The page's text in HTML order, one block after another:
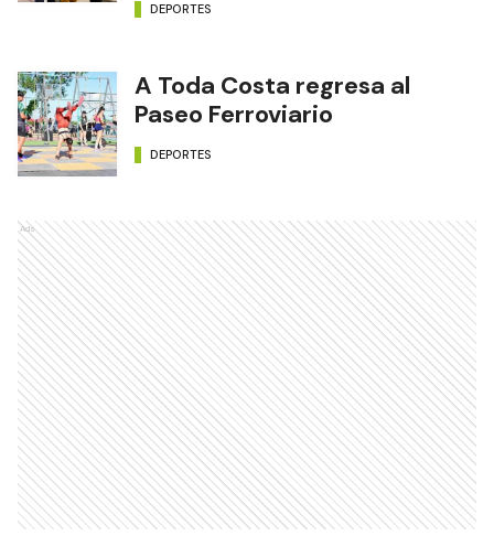
DEPORTES
A Toda Costa regresa al
Paseo Ferroviario
DEPORTES
Ads